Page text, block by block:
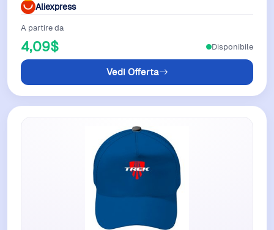
Aliexpress
A partire da
4,09$
Vedi Offerta
Disponibile